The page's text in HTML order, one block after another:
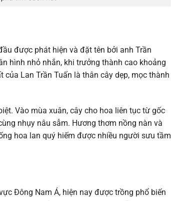
được phát hiện và đặt tên bởi anh Trần
hình nhỏ nhắn, khi trưởng thành cao khoảng
Lan Trần Tuấn là thân cây dẹp, mọc thành
Vào mùa xuân, cây cho hoa liên tục từ gốc
nhụy nâu sẫm. Hương thơm nồng nàn và
hoa lan quý hiếm được nhiều người sưu tầm
Đông Nam Á, hiện nay được trồng phổ biến